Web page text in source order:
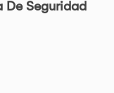
De Seguridad